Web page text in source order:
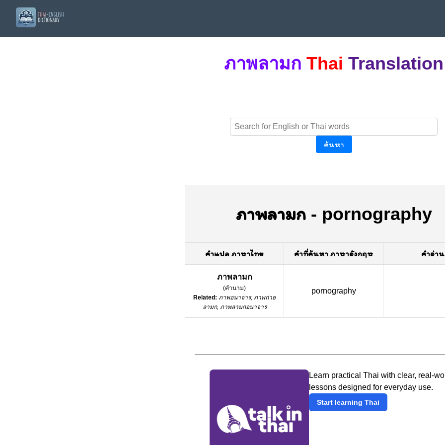
ภาพลามก Thai Translation
ค้นหา
ภาพลามก- pornography
คำแปล ภาษาไทย คำที่ค้นหา ภาษาอังกฤษ คำอ่าน
ภาพลามก
(คำนาม)
Related: ภาพอนาจาร, ภาพถ่าย
ลามก, ภาพลามกอนาจาร
pornography
Learn practical Thai with clear, real-
lessons designed for everyday use.
Start learning Thai